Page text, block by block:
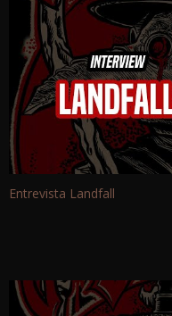
Entrevista Landfall